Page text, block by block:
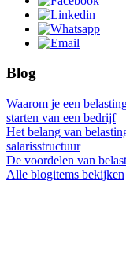
Blog
Waarom je een
starten van een bedrijf
Het belang van
salarisstructuur
De voordelen van
Alle blogitems bekijken